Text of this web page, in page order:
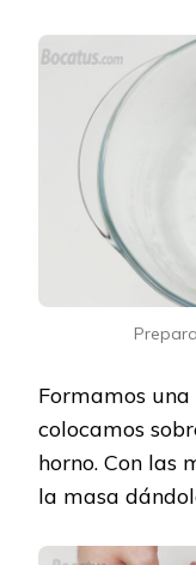
Formamos
colocamos
horno. Con las
la masa